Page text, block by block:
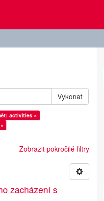
Vykonat
activities ×
Zobrazit pokročilé filtry
zacházení s